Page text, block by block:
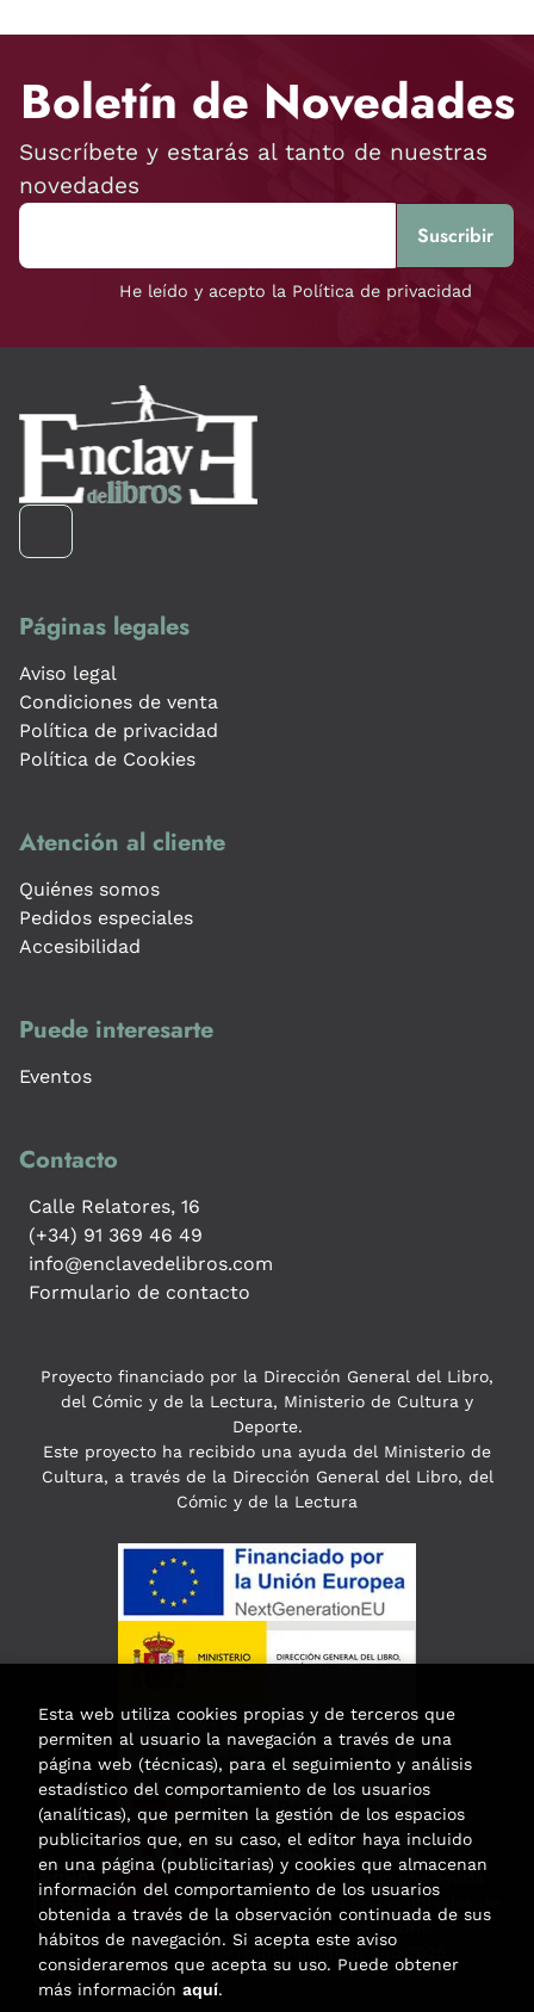
Boletín de Novedades
Suscríbete y estarás al tanto de nuestras
novedades
He leído y acepto la Política de privacidad
Páginas legales
Aviso legal
Condiciones de venta
Política de privacidad
Política de Cookies
Atención al cliente
Quiénes somos
Pedidos especiales
Accesibilidad
Puede interesarte
Eventos
Contacto
Calle Relatores, 16
(+34) 91 369 46 49
info@enclavedelibros.com
Formulario de contacto
Proyecto financiado por la Dirección General del Libro,
del Cómic y de la Lectura, Ministerio de Cultura y
Deporte.
Este proyecto ha recibido una ayuda del Ministerio de
Cultura, a través de la Dirección General del Libro, del
Cómic y de la Lectura
Esta actividad ha recibido una ayuda
para la modernización de las librerías de
la Comunidad de Madrid
correspondiente al año 2025.
Esta web utiliza cookies propias y de terceros que
permiten al usuario la navegación a través de una
página web (técnicas), para el seguimiento y análisis
estadístico del comportamiento de los usuarios
(analíticas), que permiten la gestión de los espacios
publicitarios que, en su caso, el editor haya incluido
en una página (publicitarias) y cookies que almacenan
información del comportamiento de los usuarios
obtenida a través de la observación continuada de sus
hábitos de navegación. Si acepta este aviso
consideraremos que acepta su uso. Puede obtener
más información aquí.